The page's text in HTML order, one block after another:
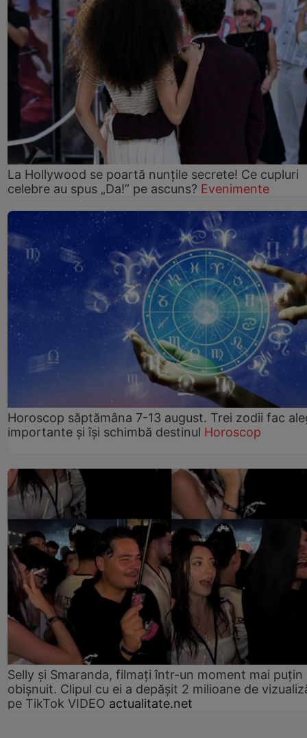
La Hollywood se poartă nunțile secrete! Ce cupluri
celebre au spus „Da!” pe ascuns? Evenimente
Horoscop săptămâna 7-13 august. Trei zodii fac
importante și își schimbă destinul Horoscop
Selly și Smaranda, filmați într-un moment mai puțin
obișnuit. Clipul cu ei a depășit 2 milioane de
pe TikTok VIDEO actualitate.net